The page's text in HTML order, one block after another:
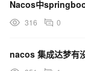
Nacos中
316 0
nacos 集成达梦有